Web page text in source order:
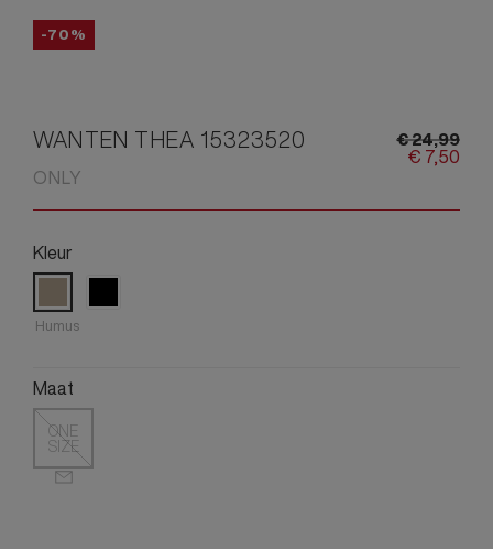
-70%
WANTEN THEA 15323520
ONLY
€24,99
€ 7,50
Kleur
Humus
Maat
ONE
SIZE